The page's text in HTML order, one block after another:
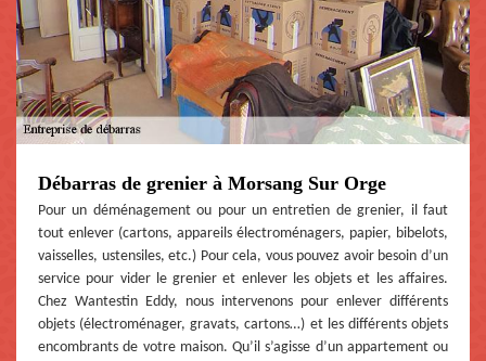
Débarras de grenier à Morsang Sur Orge
Pour un déménagement ou pour un entretien de grenier, il faut
tout enlever (cartons, appareils électroménagers, papier, bibelots,
vaisselles, ustensiles, etc.) Pour cela, vous pouvez avoir besoin d’un
service pour vider le grenier et enlever les objets et les affaires.
Chez Wantestin Eddy, nous intervenons pour enlever différents
objets (électroménager, gravats, cartons…) et les différents objets
encombrants de votre maison. Qu’il s’agisse d’un appartement ou